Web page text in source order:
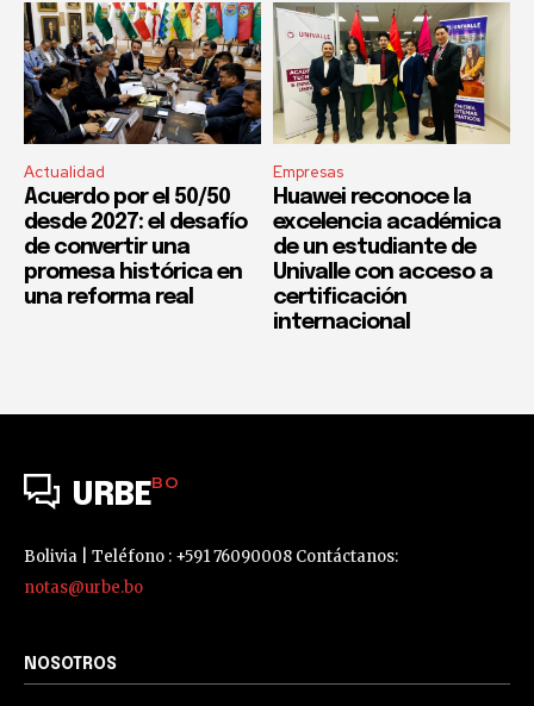
Actualidad
Acuerdo por el 50/50
desde 2027: el desafío
de convertir una
promesa histórica en
una reforma real
Empresas
Huawei reconoce la
excelencia académica
de un estudiante de
Univalle con acceso a
certificación
internacional
URBEBO
Bolivia | Teléfono : +591 76090008 Contáctanos:
notas@urbe.bo
NOSOTROS